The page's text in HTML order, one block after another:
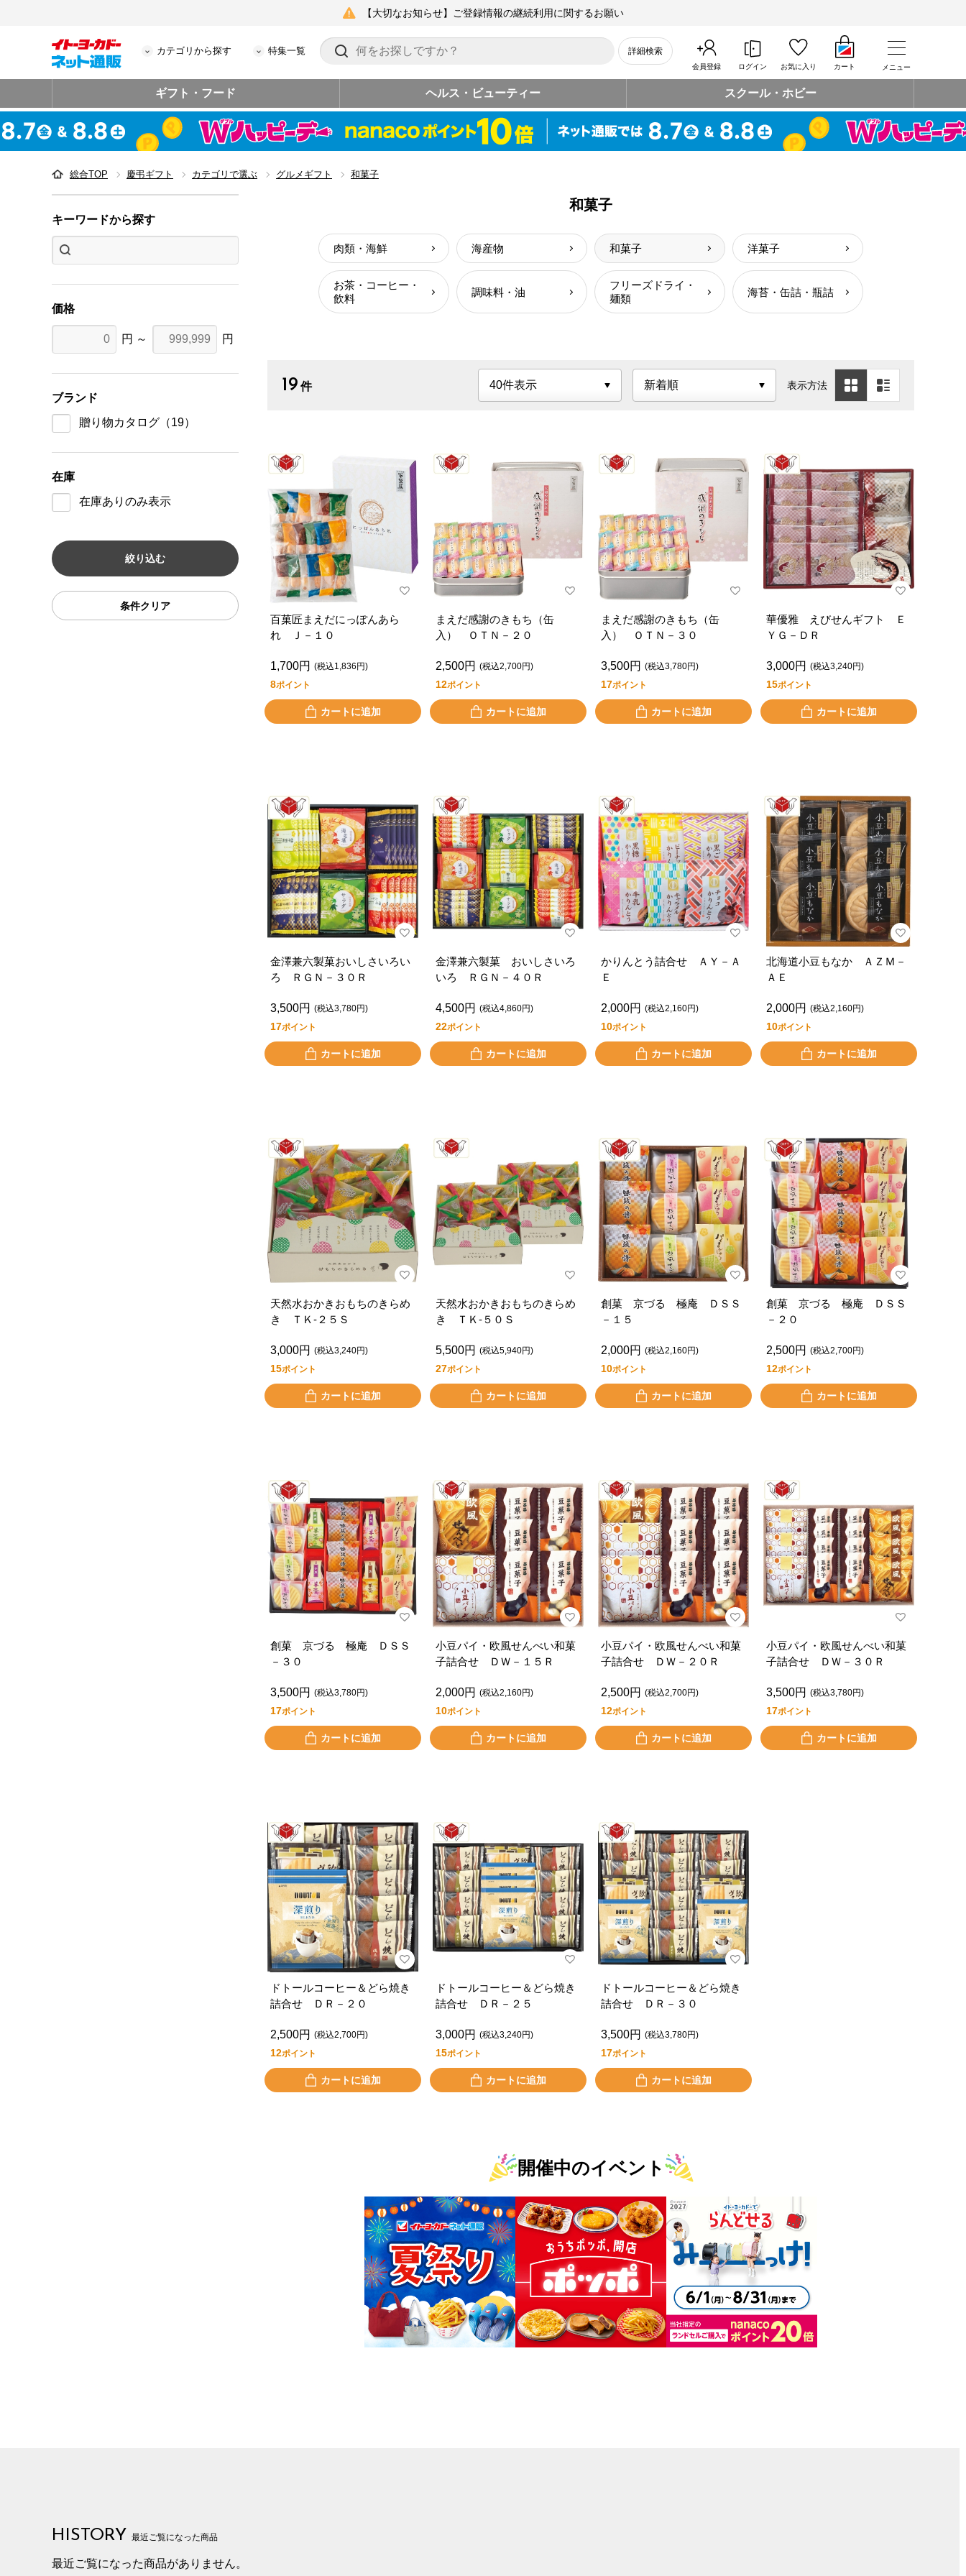
【大切なお知らせ】ご登録情報の継続利用に関するお願い
カテゴリから探す 特集一覧 詳細検索
会員登録 ログイン お気に入り カート メニュー
ギフト・フード ヘルス・ビューティー スクール・ホビー
総合TOP 慶弔ギフト カテゴリで選ぶ グルメギフト 和菓子
キーワードから探す
価格
円 ～ 円
ブランド
贈り物カタログ （19）
在庫
在庫ありのみ表示
条件クリア
和菓子
肉類・海鮮 海産物 和菓子 洋菓子
お茶・コーヒー・
飲料
調味料・油
フリーズドライ・
麺類
海苔・缶詰・瓶詰
19 件 表示方法
百菓匠まえだにっぽんあら
れ Ｊ－１０
1,700円 (税込1,836円)
8ポイント
カートに追加
まえだ感謝のきもち（缶
入） ＯＴＮ－２０
2,500円 (税込2,700円)
12ポイント
カートに追加
まえだ感謝のきもち（缶
入） ＯＴＮ－３０
3,500円 (税込3,780円)
17ポイント
カートに追加
華優雅 えびせんギフト Ｅ
ＹＧ－ＤＲ
3,000円 (税込3,240円)
15ポイント
カートに追加
金澤兼六製菓おいしさいろい
ろ ＲＧＮ－３０Ｒ
3,500円 (税込3,780円)
17ポイント
カートに追加
金澤兼六製菓 おいしさいろ
いろ ＲＧＮ－４０Ｒ
4,500円 (税込4,860円)
22ポイント
カートに追加
かりんとう詰合せ ＡＹ－Ａ
Ｅ
2,000円 (税込2,160円)
10ポイント
カートに追加
北海道小豆もなか ＡＺＭ－
ＡＥ
2,000円 (税込2,160円)
10ポイント
カートに追加
天然水おかきおもちのきらめ
き ＴＫ‐２５Ｓ
3,000円 (税込3,240円)
15ポイント
カートに追加
天然水おかきおもちのきらめ
き ＴＫ‐５０Ｓ
5,500円 (税込5,940円)
27ポイント
カートに追加
創菓 京づる 極庵 ＤＳＳ
－１５
2,000円 (税込2,160円)
10ポイント
カートに追加
創菓 京づる 極庵 ＤＳＳ
－２０
2,500円 (税込2,700円)
12ポイント
カートに追加
創菓 京づる 極庵 ＤＳＳ
－３０
3,500円 (税込3,780円)
17ポイント
カートに追加
小豆パイ・欧風せんべい和菓
子詰合せ ＤＷ－１５Ｒ
2,000円 (税込2,160円)
10ポイント
カートに追加
小豆パイ・欧風せんべい和菓
子詰合せ ＤＷ－２０Ｒ
2,500円 (税込2,700円)
12ポイント
カートに追加
小豆パイ・欧風せんべい和菓
子詰合せ ＤＷ－３０Ｒ
3,500円 (税込3,780円)
17ポイント
カートに追加
ドトールコーヒー＆どら焼き
詰合せ ＤＲ－２０
2,500円 (税込2,700円)
12ポイント
カートに追加
ドトールコーヒー＆どら焼き
詰合せ ＤＲ－２５
3,000円 (税込3,240円)
15ポイント
カートに追加
ドトールコーヒー＆どら焼き
詰合せ ＤＲ－３０
3,500円 (税込3,780円)
17ポイント
カートに追加
開催中のイベント
HISTORY 最近ご覧になった商品
最近ご覧になった商品がありません。